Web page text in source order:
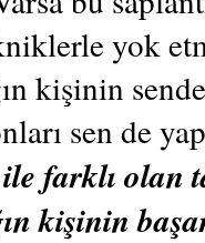
yok
kişinin
sen de
farklı olan
kişinin